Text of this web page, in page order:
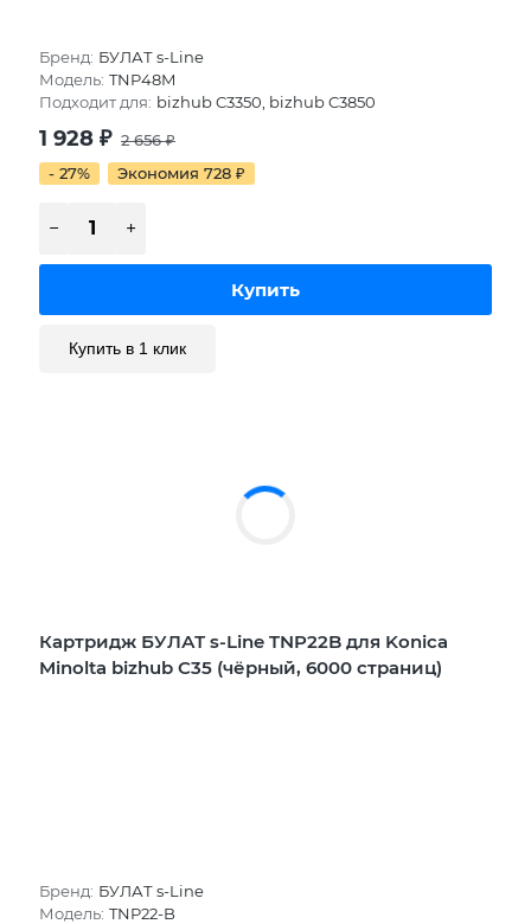
Бренд: БУЛАТ s-Line
Модель: TNP48M
Подходит для: bizhub C3350, bizhub C3850
1 928 ₽ 2 656₽
- 27%
Экономия 728 ₽
Купить в 1 клик
Картридж БУЛАТ s-Line TNP22B для Konica
Minolta bizhub С35 (чёрный, 6000 страниц)
Бренд: БУЛАТ s-Line
Модель: TNP22-B